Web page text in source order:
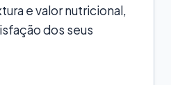
e valor nutricional,
dos seus